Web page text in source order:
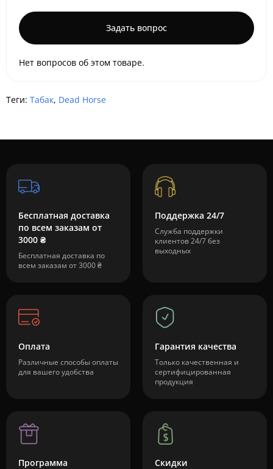
Задать вопрос
Нет вопросов об этом товаре.
Теги: Табак, Dead Horse
Бесплатная доставка
по всем заказам от
3000 ₴
Бесплатная доставка по
всем заказам от 3000 ₴
Поддержка 24/7
Служба поддержки
клиентов 24/7 без
выходных
Оплата
Различные способы оплаты
для вашего удобства
Гарантия качества
Только качественная и
сертифицированная
продукция
Программа
Скидки